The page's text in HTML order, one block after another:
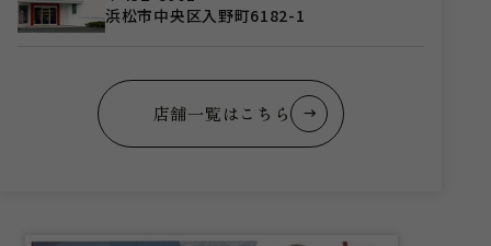
浜松市中央区入野町6182-1
店舗一覧はこちら